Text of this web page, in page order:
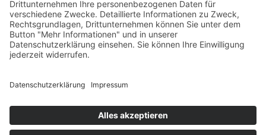
Montag – Donnerstag 08:00 – 17:00 Uhr
Freitag 08:00 – 12:30 Uhr